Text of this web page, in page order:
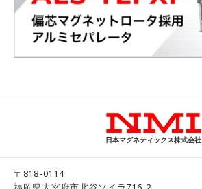
日本マグネティックス株式会社
〒818-0114